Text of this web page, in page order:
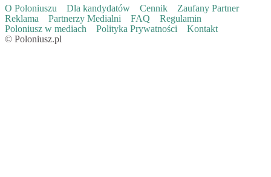
O Poloniuszu Dla kandydatów Cennik
Zaufany Partner
Reklama
Partnerzy Medialni FAQ
Regulamin
Poloniusz w mediach
Polityka Prywatności
Kontakt
© Poloniusz.pl